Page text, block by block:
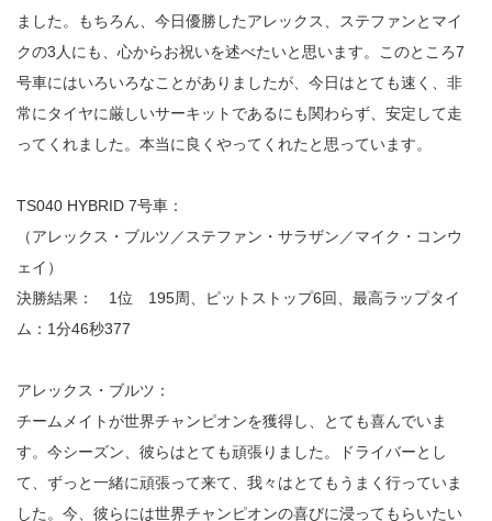
ました。もちろん、今日優勝したアレックス、ステファンとマイ
クの3人にも、心からお祝いを述べたいと思います。このところ7
号車にはいろいろなことがありましたが、今日はとても速く、非
常にタイヤに厳しいサーキットであるにも関わらず、安定して走
ってくれました。本当に良くやってくれたと思っています。
TS040 HYBRID 7号車：
（アレックス・ブルツ／ステファン・サラザン／マイク・コンウ
ェイ）
決勝結果： 1位 195周、ピットストップ6回、最高ラップタイ
ム：1分46秒377
アレックス・ブルツ：
チームメイトが世界チャンピオンを獲得し、とても喜んでいま
す。今シーズン、彼らはとても頑張りました。ドライバーとし
て、ずっと一緒に頑張って来て、我々はとてもうまく行っていま
した。今、彼らには世界チャンピオンの喜びに浸ってもらいたい